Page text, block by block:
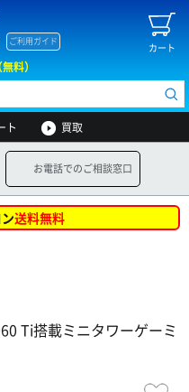
カート
ご利用ガイド
料）
ト 買取
お電話でのご相談窓口
送料無料
Ti搭載ミニタワーゲーミ